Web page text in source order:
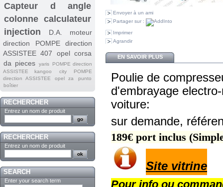
Capteur d angle
colonne calculateur
injection
D.A.
moteur
direction
POMPE direction
ASSISTEE 407
opel corsa
da pieces yaris
POMPE direction
ASSISTEE kangoo
city
POMPE
direction ASSISTEE opel za
punto
boîtier
RECHERCHER
Entrez un nom de produit
RECHERCHER
Entrez un nom de produit
SEARCH
Enter your search term
Envoyer à un ami
Partager sur :
Imprimer
Agrandir
EN SAVOIR PLUS
Poulie de
d'embrayage
voiture:
sur demande,
189€ port inclus
Site vitrine
Pour info ou